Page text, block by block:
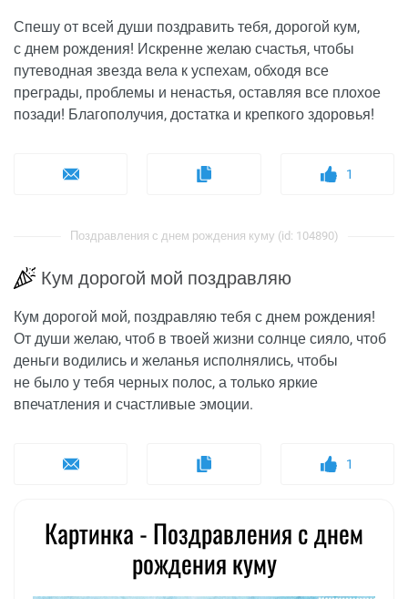
Спешу от всей души поздравить тебя, дорогой кум,
с днем рождения! Искренне желаю счастья, чтобы
путеводная звезда вела к успехам, обходя все
преграды, проблемы и ненастья, оставляя все плохое
позади! Благополучия, достатка и крепкого здоровья!
1
Поздравления с днем рождения куму (id: 104890)
Кум дорогой мой поздравляю
Кум дорогой мой, поздравляю тебя с днем рождения!
От души желаю, чтоб в твоей жизни солнце сияло, чтоб
деньги водились и желанья исполнялись, чтобы
не было у тебя черных полос, а только яркие
впечатления и счастливые эмоции.
1
Картинка - Поздравления с днем
рождения куму